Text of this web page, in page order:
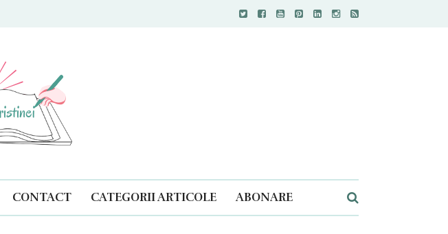
CONTACT CATEGORII ARTICOLE ABONARE